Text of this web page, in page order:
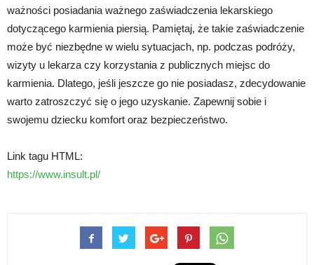
ważności posiadania ważnego zaświadczenia lekarskiego
dotyczącego karmienia piersią. Pamiętaj, że takie zaświadczenie
może być niezbędne w wielu sytuacjach, np. podczas podróży,
wizyty u lekarza czy korzystania z publicznych miejsc do
karmienia. Dlatego, jeśli jeszcze go nie posiadasz, zdecydowanie
warto zatroszczyć się o jego uzyskanie. Zapewnij sobie i
swojemu dziecku komfort oraz bezpieczeństwo.
Link tagu HTML:
https://www.insult.pl/